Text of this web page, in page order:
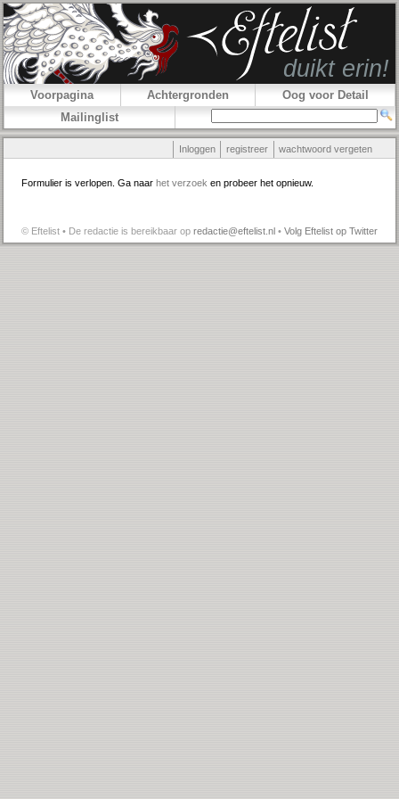
Voorpagina Achtergronden
Oog voor Detail
Mailinglist
Inloggen registreer wachtwoord vergeten
Formulier is verlopen. Ga naar het verzoek en probeer het opnieuw.
© Eftelist • De redactie is bereikbaar op redactie@eftelist.nl • Volg Eftelist op Twitter